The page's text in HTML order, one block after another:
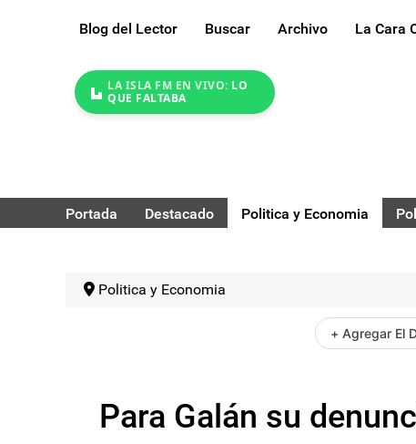
Blog del Lector Buscar Archivo La Cara
LA ISLA FM EN VIVO: LO
QUE FALTABA
Portada Destacado Politica y Economia
Politica y Economia
+ Agregar El
Para Galán su